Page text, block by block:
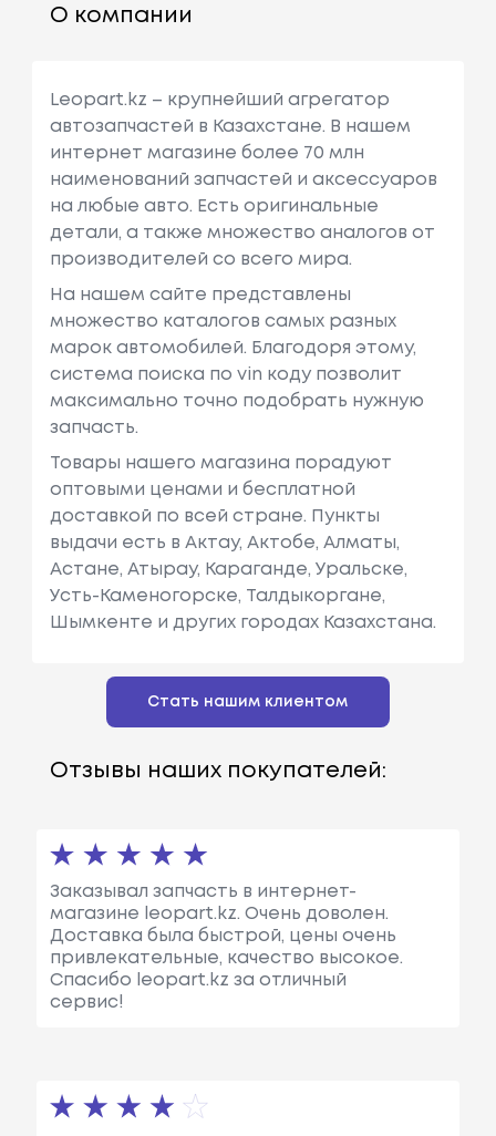
О компании
Leopart.kz – крупнейший агрегатор
автозапчастей в Казахстане. В нашем
интернет магазине более 70 млн
наименований запчастей и аксессуаров
на любые авто. Есть оригинальные
детали, а также множество аналогов от
производителей со всего мира.
На нашем сайте представлены
множество каталогов самых разных
марок автомобилей. Благодоря этому,
система поиска по vin коду позволит
максимально точно подобрать нужную
запчасть.
Товары нашего магазина порадуют
оптовыми ценами и бесплатной
доставкой по всей стране. Пункты
выдачи есть в Актау, Актобе, Алматы,
Астане, Атырау, Караганде, Уральске,
Усть-Каменогорске, Талдыкоргане,
Шымкенте и других городах Казахстана.
Стать нашим клиентом
Отзывы наших покупателей:
Заказывал запчасть в интернет-
магазине leopart.kz. Очень доволен.
Доставка была быстрой, цены очень
привлекательные, качество высокое.
Спасибо leopart.kz за отличный
сервис!